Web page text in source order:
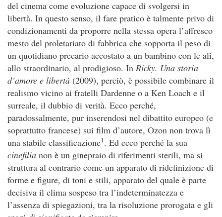
del cinema come evoluzione capace di svolgersi in
libertà. In questo senso, il fare pratico è talmente privo di
condizionamenti da proporre nella stessa opera l’affresco
mesto del proletariato di fabbrica che sopporta il peso di
un quotidiano precario accostato a un bambino con le ali,
allo straordinario, al prodigioso. In Ricky. Una storia
d’amore e libertà (2009), perciò, è possibile combinare il
realismo vicino ai fratelli Dardenne o a Ken Loach e il
surreale, il dubbio di verità. Ecco perché,
paradossalmente, pur inserendosi nel dibattito europeo (e
soprattutto francese) sui film d’autore, Ozon non trova lì
una stabile classificazione1. Ed ecco perché la sua
cinefilia non è un ginepraio di riferimenti sterili, ma si
struttura al contrario come un apparato di ridefinizione di
forme e figure, di toni e stili, apparato del quale è parte
decisiva il clima sospeso tra l’indeterminatezza e
l’assenza di spiegazioni, tra la risoluzione prorogata e gli